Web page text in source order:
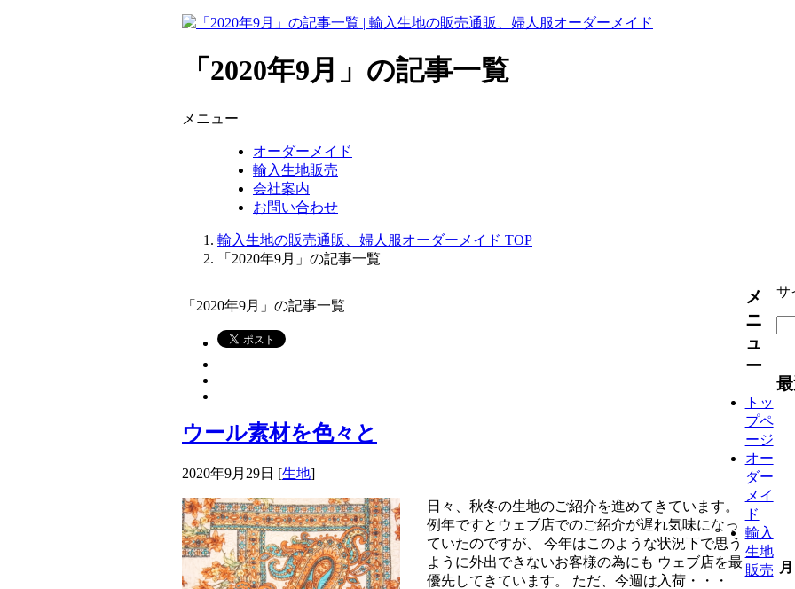
「2020年9月」の記事一覧
メニュー
オーダーメイド
輸入生地販売
会社案内
お問い合わせ
輸入生地の販売通販、婦人服オーダーメイド TOP
「2020年9月」の記事一覧
「2020年9月」の記事一覧
ウール素材を色々と
2020年9月29日 [生地]
日々、秋冬の生地のご紹介を進めてきています。
例年ですとウェブ店でのご紹介が遅れ気味になっ
ていたのですが、 今年はこのような状況下で思う
ように外出できないお客様の為にも ウェブ店を最
優先してきています。 ただ、今週は入荷・・・
サ
月
メ
ニ
ュ
ー
トッ
プペ
ージ
オー
ダー
メイ
ド
輸入
生地
販売